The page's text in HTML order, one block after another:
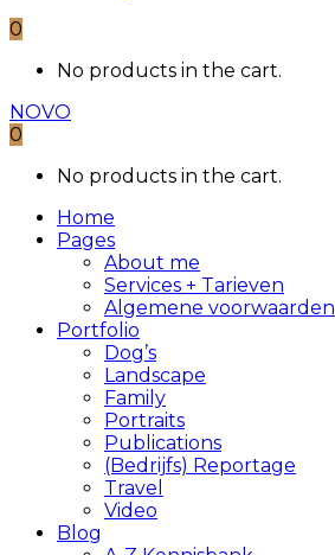
0
No products in the cart.
NOVO
0
No products in the cart.
Home
Pages
About me
Services + Tarieven
Algemene voorwaarden
Portfolio
Dog’s
Landscape
Family
Portraits
Publications
(Bedrijfs) Reportage
Travel
Video
Blog